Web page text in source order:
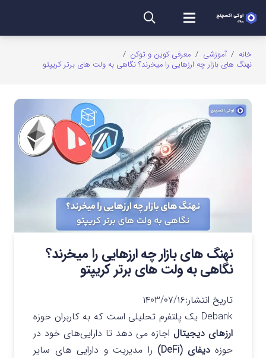
خانه / آموزشی / معرفی کوین و توکن /
نهنگ های بازار چه ارزهایی را میخرند؟ نگاهی به ولت های برتر کریپتو
نهنگ های بازار چه ارزهایی را میخرند؟
نگاهی به ولت های برتر کریپتو
تاریخ انتشار:۱۴۰۳/۰۷/۱۶
Debank یک پلتفرم تحلیلی است که به کاربران حوزه
ارزهای دیجیتال اجازه می‌ دهد تا دارایی‌های خود در
حوزهدیفای (DeFi)
را مدیریت و دارایی های سایر